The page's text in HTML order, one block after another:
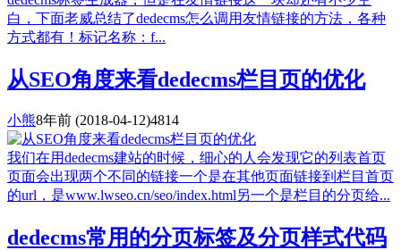
白，下面老威总结了dedecms怎么调用友情链接的方法，各种
方式都有！标记名称：f...
从SEO角度来看dedecms栏目页的优化
小熊8年前 (2018-04-12)4814
我们在用dedecms建站的时候，细心的人会发现它的列表首页
页面会出现两个不同的链接一个是在其他页面链接到栏目首页
的url，是www.lwseo.cn/seo/index.html另一个是栏目的分页给...
dedecms常用的分页标签及分页样式代码